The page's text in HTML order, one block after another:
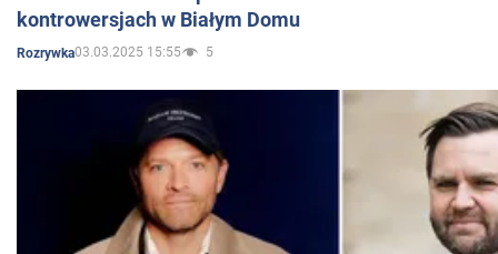
kontrowersjach w Białym Domu
Rozrywka03.03.2025 15:55 5